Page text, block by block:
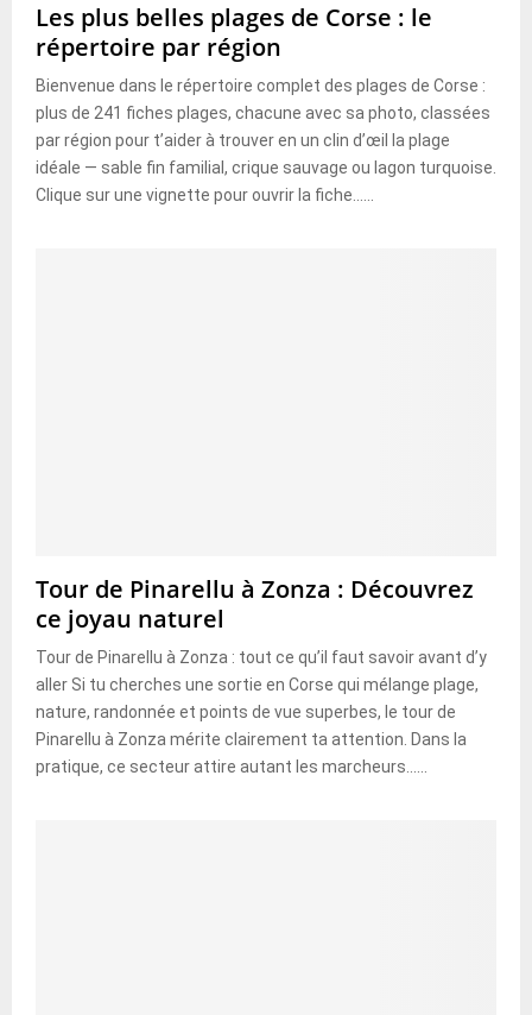
Les plus belles plages de Corse : le
répertoire par région
Bienvenue dans le répertoire complet des plages de Corse :
plus de 241 fiches plages, chacune avec sa photo, classées
par région pour t’aider à trouver en un clin d’œil la plage
idéale — sable fin familial, crique sauvage ou lagon turquoise.
Clique sur une vignette pour ouvrir la fiche......
Tour de Pinarellu à Zonza : Découvrez
ce joyau naturel
Tour de Pinarellu à Zonza : tout ce qu’il faut savoir avant d’y
aller Si tu cherches une sortie en Corse qui mélange plage,
nature, randonnée et points de vue superbes, le tour de
Pinarellu à Zonza mérite clairement ta attention. Dans la
pratique, ce secteur attire autant les marcheurs......